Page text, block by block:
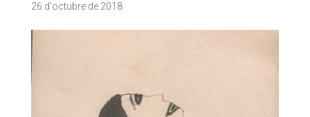
26 d'octubre de 2018